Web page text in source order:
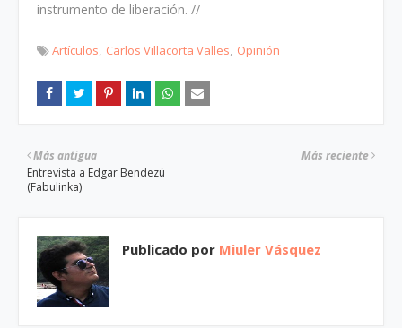
instrumento de liberación. //
Artículos Carlos Villacorta Valles Opinión
Más reciente
Más antigua
Entrevista a Edgar Bendezú
(Fabulinka)
Publicado por Miuler Vásquez